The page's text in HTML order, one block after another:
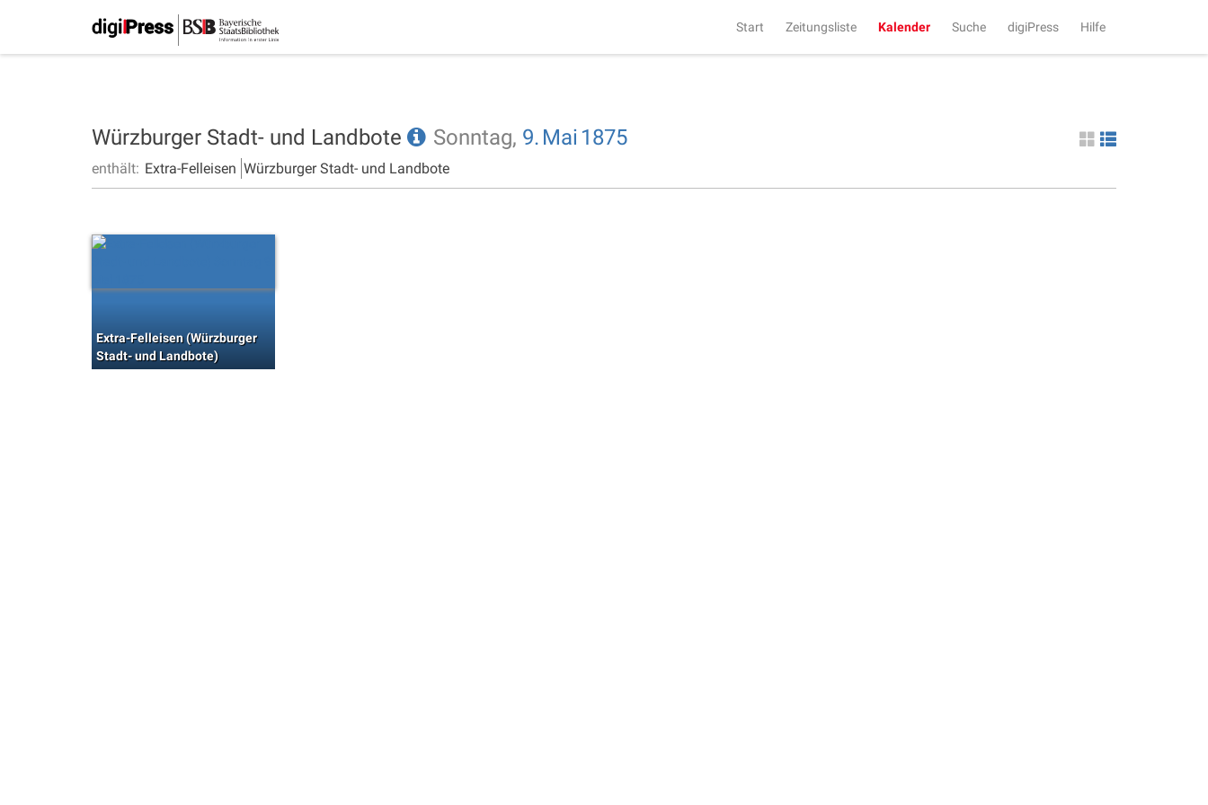
Start Zeitungsliste Kalender Suche digiPress Hilfe
Würzburger Stadt- und Landbote Sonntag, 9. Mai 1875
enthält: Extra-Felleisen Würzburger Stadt- und Landbote
Extra-Felleisen (Würzburger
Stadt- und Landbote)